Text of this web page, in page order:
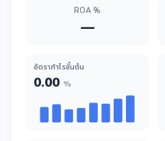
ROA %
—
อัตรากำไรขั้นต้น
0.00 %